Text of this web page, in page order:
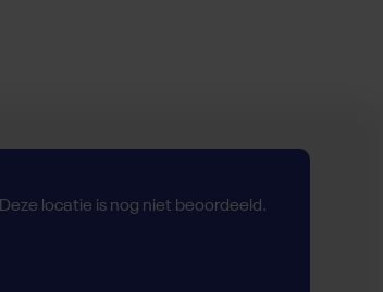
Deze locatie is nog niet beoordeeld.